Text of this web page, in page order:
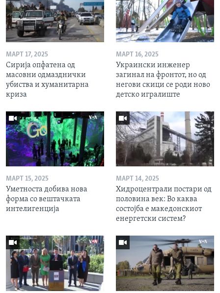
МАРТ 17, 2025
Сирија опфатена од
масовни одмазднички
убиства и хуманитарна
криза
МАРТ 16, 2025
Украински инженер
загинал на фронтот, но од
негови скици се роди ново
детско игралиште
МАРТ 15, 2025
Уметноста добива нова
форма со вештачката
интелигенција
МАРТ 14, 2025
Хидроцентрали постари од
половина век: Во каква
состојба е македонскиот
енергетски систем?